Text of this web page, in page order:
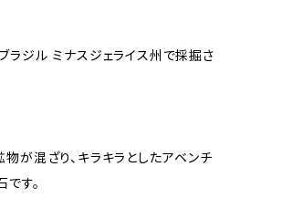
ラジル ミナスジェライス州で採掘さ
が混ざり、キラキラとしたアベンチ
す。